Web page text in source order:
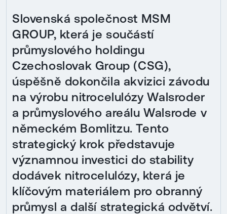
Slovenská společnost MSM
GROUP, která je součástí
průmyslového holdingu
Czechoslovak Group (CSG),
úspěšně dokončila akvizici závodu
na výrobu nitrocelulózy Walsroder
a průmyslového areálu Walsrode v
německém Bomlitzu. Tento
strategický krok představuje
významnou investici do stability
dodávek nitrocelulózy, která je
klíčovým materiálem pro obranný
průmysl a další strategická odvětví.